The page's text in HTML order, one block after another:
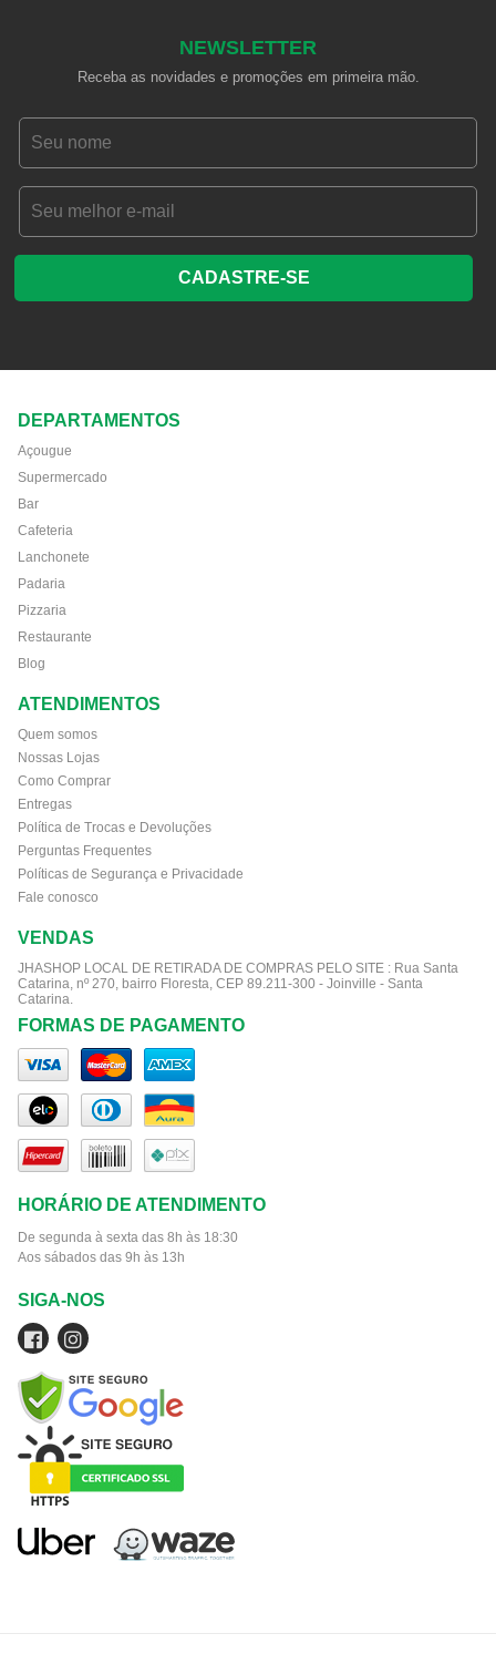
NEWSLETTER
Receba as novidades e promoções em primeira mão.
CADASTRE-SE
DEPARTAMENTOS
Açougue
Supermercado
Bar
Cafeteria
Lanchonete
Padaria
Pizzaria
Restaurante
Blog
ATENDIMENTOS
Quem somos
Nossas Lojas
Como Comprar
Entregas
Política de Trocas e Devoluções
Perguntas Frequentes
Políticas de Segurança e Privacidade
Fale conosco
VENDAS
JHASHOP LOCAL DE RETIRADA DE COMPRAS PELO SITE : Rua Santa
Catarina, nº 270, bairro Floresta, CEP 89.211-300 - Joinville - Santa
Catarina.
FORMAS DE PAGAMENTO
HORÁRIO DE ATENDIMENTO
De segunda à sexta das 8h às 18:30
Aos sábados das 9h às 13h
SIGA-NOS